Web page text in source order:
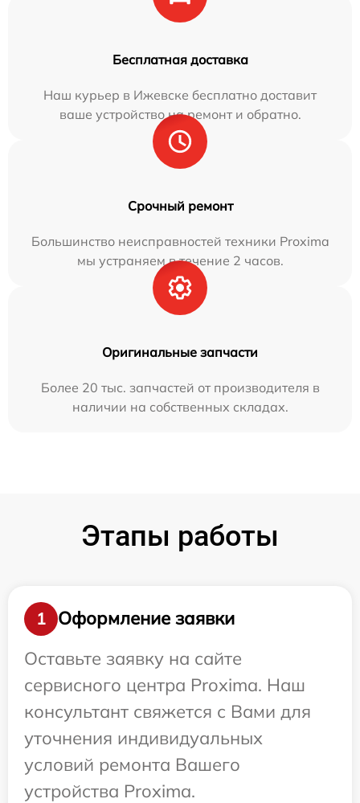
Бесплатная доставка
Наш курьер в Ижевске бесплатно доставит
ваше устройство на ремонт и обратно.
Срочный ремонт
Большинство неисправностей техники Proxima
мы устраняем в течение 2 часов.
Оригинальные запчасти
Более 20 тыс. запчастей от производителя в
наличии на собственных складах.
Этапы работы
1
Оформление заявки
Оставьте заявку на сайте
сервисного центра Proxima. Наш
консультант свяжется с Вами для
уточнения индивидуальных
условий ремонта Вашего
устройства Proxima.